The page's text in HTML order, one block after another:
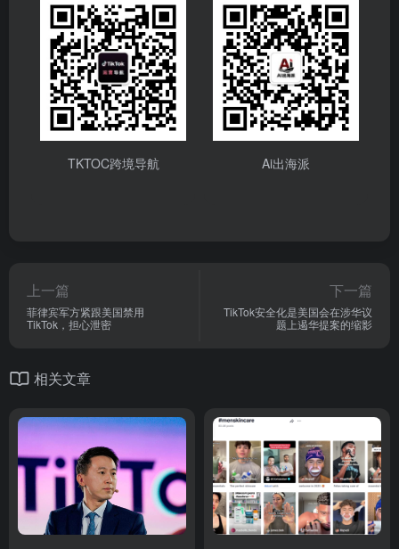
TKTOC跨境导航 Ai出海派
上一篇
菲律宾军方紧跟美国禁用
TikTok，担心泄密
下一篇
TikTok安全化是美国会在涉华议
题上遏华提案的缩影
相关文章